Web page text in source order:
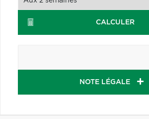
CALCULER
NOTE LÉGALE